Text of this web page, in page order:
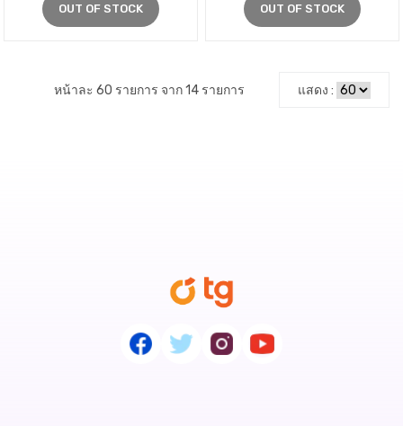
OUT OF STOCK OUT OF STOCK
หน้าละ 60 รายการ จาก 14 รายการ แสดง :